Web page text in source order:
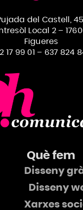
del Castell, 45,
Local 2 –
Figueres
17 99 01 – 637 824
Què fem
Disseny
Disseny
Xarxes